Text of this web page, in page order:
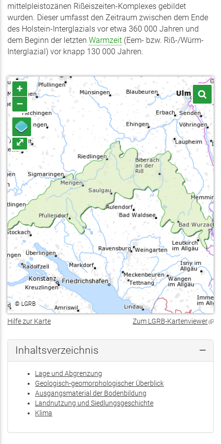
mittelpleistozänen Rißeiszeiten-Komplexes gebildet
wurden. Dieser umfasst den Zeitraum zwischen dem Ende
des Holstein-Interglazials vor etwa 360 000 Jahren und
dem Beginn der letzten Warmzeit (Eem- bzw. Riß-/Würm-
Interglazial) vor knapp 130 000 Jahren.
+
–
⤢
© LGRB
Hilfe zur Karte Zum LGRB-Kartenviewer
Inhaltsverzeichnis
Lage und Abgrenzung
Geologisch-geomorphologischer Überblick
Ausgangsmaterial der Bodenbildung
Landnutzung und Siedlungsgeschichte
Klima